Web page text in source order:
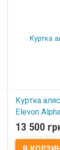
Куртка
Elevon
Alaska
В
13 500